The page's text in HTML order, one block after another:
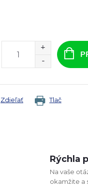
Tlač
Zdieľať
Rýchla
Na vaše
okamžite a